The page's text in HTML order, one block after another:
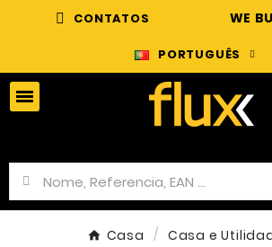
CONTATOS WE
PORTUGUÊS
Casa
Casa e